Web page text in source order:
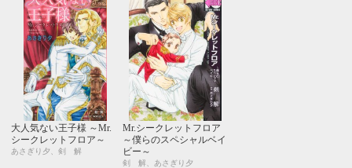
大人気ない王子様 ～Mr.
シークレットフロア～
あさぎり夕、剣 解
Mr.シークレットフロア
～僕らのスペシャルベイ
ビー～
剣 解、あさぎり夕